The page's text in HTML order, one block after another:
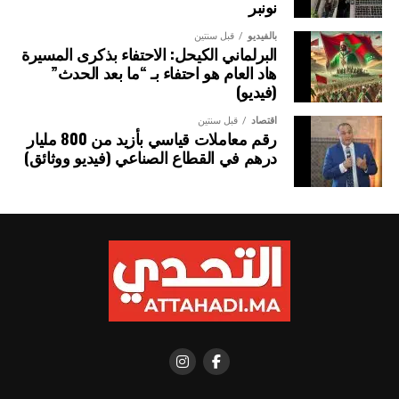
الصورة: ميناء صيد بمدينة هايكو، الصين — المصدر: ويكيميديا كومنز (المُلك
العام CC0).
نونبر
بالفيديو قبل سنتين
البرلماني الكيحل: الاحتفاء بذكرى المسيرة
هاد العام هو احتفاء بـ “ما بعد الحدث”
(فيديو)
اقتصاد قبل سنتين
رقم معاملات قياسي بأزيد من 800 مليار
درهم في القطاع الصناعي (فيديو ووثائق)